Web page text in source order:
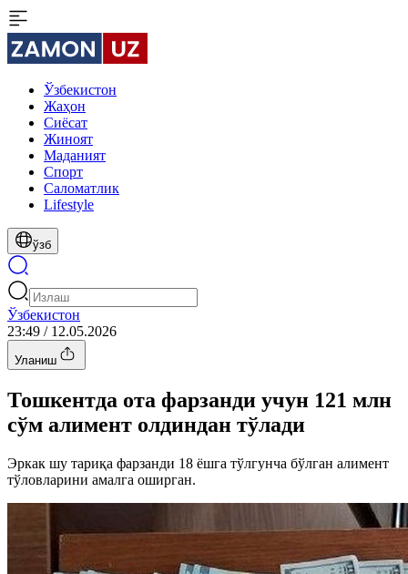
Ўзбекистон
Жаҳон
Сиёсат
Жиноят
Маданият
Спорт
Cаломатлик
Lifestyle
ўзб
Ўзбекистон
23:49 / 12.05.2026
Уланиш
Тошкентда ота фарзанди учун 121 млн
сўм алимент олдиндан тўлади
Эркак шу тариқа фарзанди 18 ёшга тўлгунча бўлган алимент
тўловларини амалга оширган.